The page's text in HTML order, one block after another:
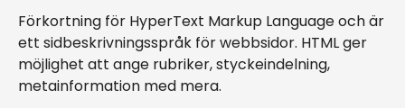
Förkortning för HyperText Markup Language och är
ett sidbeskrivningsspråk för webbsidor. HTML ger
möjlighet att ange rubriker, styckeindelning,
metainformation med mera.